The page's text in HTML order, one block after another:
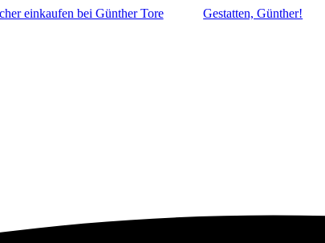
einkaufen bei Günther Tore Gestatten, Günther!